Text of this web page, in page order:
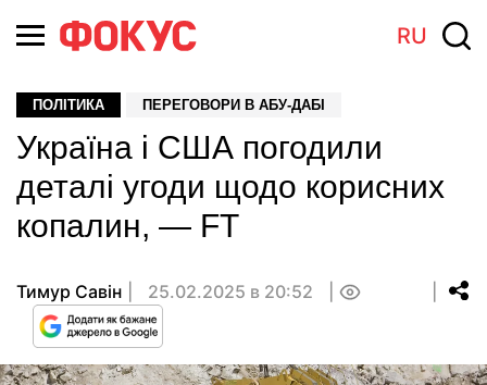
RU
ПОЛІТИКА ПЕРЕГОВОРИ В АБУ-ДАБІ
Україна і США погодили
деталі угоди щодо корисних
копалин, — FT
Тимур Савін 25.02.2025 в 20:52